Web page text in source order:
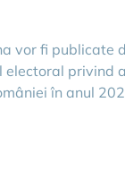
vor fi publicate
electoral privind
în anul